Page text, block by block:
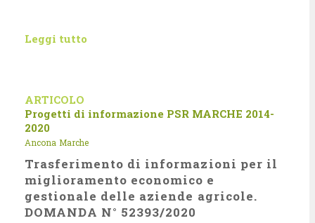
Leggi tutto
ARTICOLO
Progetti di informazione PSR MARCHE 2014-
2020
Ancona Marche
Trasferimento di informazioni per il
miglioramento economico e
gestionale delle aziende agricole.
DOMANDA N° 52393/2020